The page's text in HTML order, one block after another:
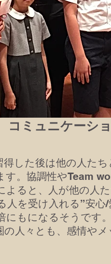
コミュニケーシ
した後は他の人た
す。協調性やTeam
よると、人が他の人
人を受け入れる”安
にもになるそうです
の人々とも、感情や